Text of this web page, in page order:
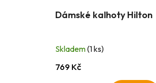
Dámské kalhoty Hilton
Skladem(1 ks)
769 Kč